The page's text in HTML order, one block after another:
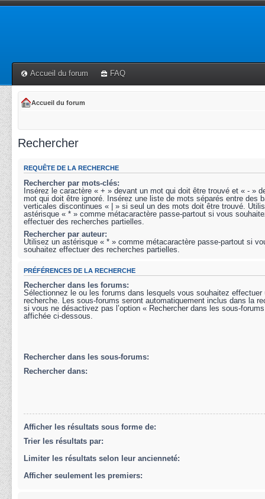
Accueil du forum FAQ
Accueil du forum
Rechercher
REQUÊTE DE LA RECHERCHE
Rechercher par mots-clés:
Insérez le caractère « + » devant un mot qui doit être trouvé et « - »
mot qui doit être ignoré. Insérez une liste de mots séparés entre des
verticales discontinues « | » si seul un des mots doit être trouvé.
astérisque « * » comme métacaractère passe-partout si vous
effectuer des recherches partielles.
Rechercher par auteur:
Utilisez un astérisque « * » comme métacaractère passe-partout si
souhaitez effectuer des recherches partielles.
PRÉFÉRENCES DE LA RECHERCHE
Rechercher dans les forums:
Sélectionnez le ou les forums dans lesquels vous souhaitez effectuer
recherche. Les sous-forums seront automatiquement inclus dans la
si vous ne désactivez pas l’option « Rechercher dans les sous-
affichée ci-dessous.
Rechercher dans les sous-forums:
Rechercher dans:
Afficher les résultats sous forme de:
Trier les résultats par:
Limiter les résultats selon leur ancienneté:
Afficher seulement les premiers: